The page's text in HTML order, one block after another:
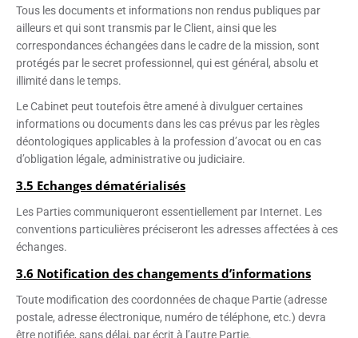
Tous les documents et informations non rendus publiques par
ailleurs et qui sont transmis par le Client, ainsi que les
correspondances échangées dans le cadre de la mission, sont
protégés par le secret professionnel, qui est général, absolu et
illimité dans le temps.
Le Cabinet peut toutefois être amené à divulguer certaines
informations ou documents dans les cas prévus par les règles
déontologiques applicables à la profession d’avocat ou en cas
d’obligation légale, administrative ou judiciaire.
3.5 Echanges dématérialisés
Les Parties communiqueront essentiellement par Internet. Les
conventions particulières préciseront les adresses affectées à ces
échanges.
3.6 Notification des changements d’informations
Toute modification des coordonnées de chaque Partie (adresse
postale, adresse électronique, numéro de téléphone, etc.) devra
être notifiée, sans délai, par écrit à l’autre Partie.